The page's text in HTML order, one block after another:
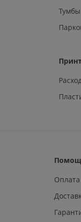
Оплата